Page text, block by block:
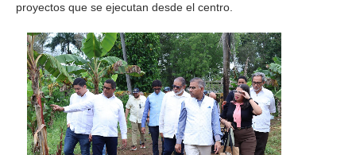
proyectos que se ejecutan desde el centro.